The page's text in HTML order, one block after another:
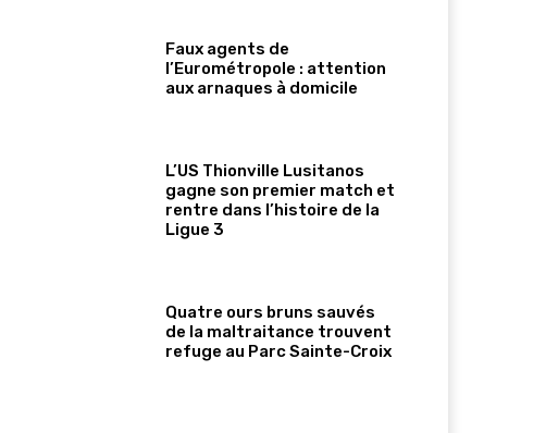
Faux agents de
l’Eurométropole : attention
aux arnaques à domicile
L’US Thionville Lusitanos
gagne son premier match et
rentre dans l’histoire de la
Ligue 3
Quatre ours bruns sauvés
de la maltraitance trouvent
refuge au Parc Sainte-Croix